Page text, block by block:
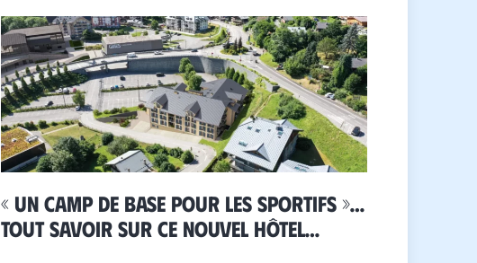
« Un camp de base pour les sportifs »…
Tout savoir sur ce nouvel hôtel